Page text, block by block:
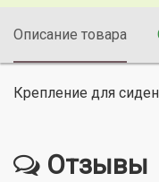
Описание товара
Крепление для
Отзывы